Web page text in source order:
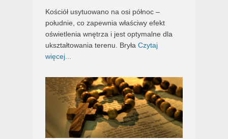
Kościół usytuowano na osi północ –
południe, co zapewnia właściwy efekt
oświetlenia wnętrza i jest optymalne dla
ukształtowania terenu. Bryła Czytaj
więcej...